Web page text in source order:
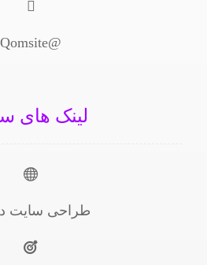
@Qomsite
لینک های
طراحی سایت